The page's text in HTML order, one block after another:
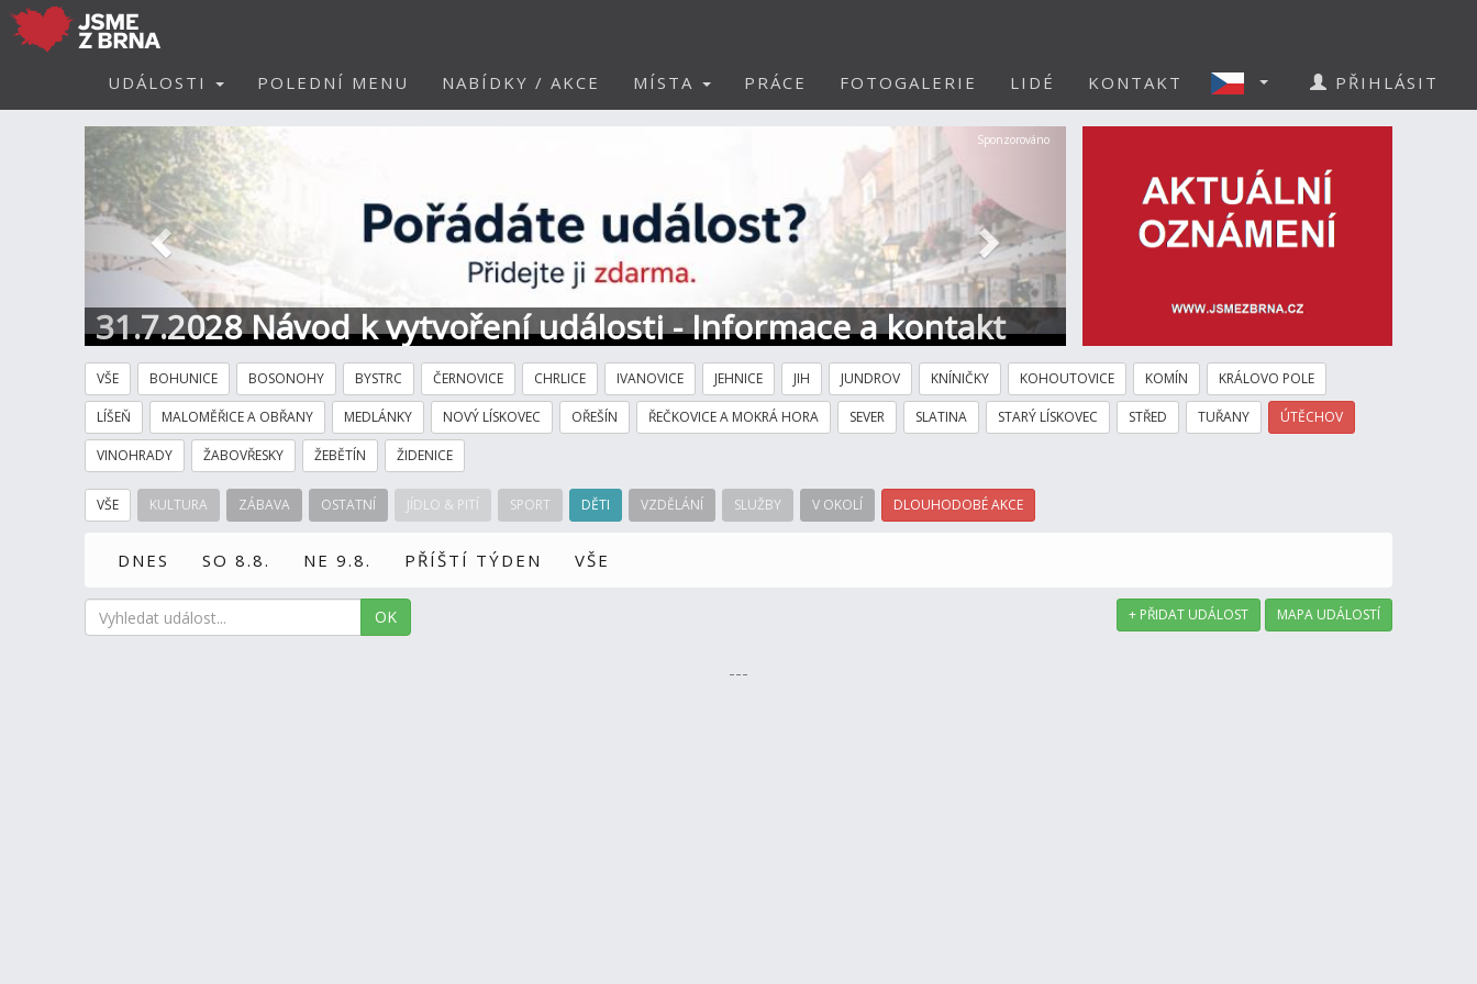
UDÁLOSTI POLEDNÍ MENU NABÍDKY / AKCE MÍSTA PRÁCE FOTOGALERIE LIDÉ KONTAKT PŘIHLÁSIT
31.7.2028 Návod k vytvoření události - Informace a kontakt
Předchozí Další
Sponzorováno
VŠE BOHUNICE BOSONOHY BYSTRC ČERNOVICE CHRLICE IVANOVICE JEHNICE JIH JUNDROV KNÍNIČKY KOHOUTOVICE KOMÍN KRÁLOVO POLE
LÍŠEŇ MALOMĚŘICE A OBŘANY MEDLÁNKY NOVÝ LÍSKOVEC OŘEŠÍN ŘEČKOVICE A MOKRÁ HORA SEVER SLATINA STARÝ LÍSKOVEC STŘED TUŘANY ÚTĚCHOV
VINOHRADY ŽABOVŘESKY ŽEBĚTÍN ŽIDENICE
VŠE KULTURA ZÁBAVA OSTATNÍ JÍDLO & PITÍ SPORT DĚTI VZDĚLÁNÍ SLUŽBY V OKOLÍ DLOUHODOBÉ AKCE
DNES SO 8.8. NE 9.8. PŘÍŠTÍ TÝDEN VŠE
OK + PŘIDAT UDÁLOST MAPA UDÁLOSTÍ
---